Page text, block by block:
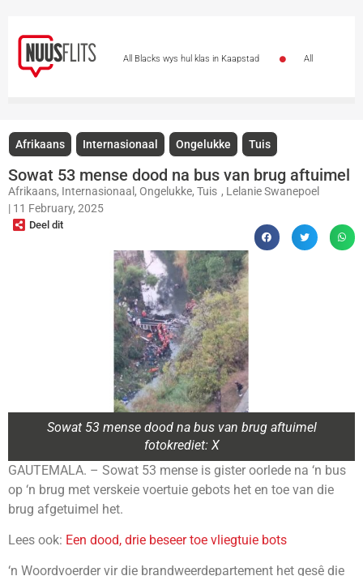
All Blacks wys hul klas in Kaapstad All
Blacks-kragmeting All Blacks skakel oor na ’n
All Blacks
slaan terug: Stormers nou sewe punte agter
Afrikaans Internasionaal Ongelukke Tuis
Sowat 53 mense dood na bus van brug aftuimel
Afrikaans, Internasionaal , Ongelukke, Tuis , Lelanie Swanepoel
| 11 February, 2025
Deel dit
Sowat 53 mense dood na bus van brug aftuimel
fotokrediet: X
GAUTEMALA. – Sowat 53 mense is gister oorlede na ‘n bus
op ‘n brug met verskeie voertuie gebots het en toe van die
brug afgetuimel het.
Lees ook: Een dood, drie beseer toe vliegtuie bots
‘n Woordvoerder vir die brandweerdepartement het gesê die